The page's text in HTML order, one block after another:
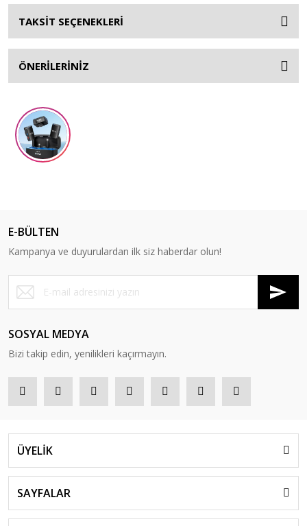
TAKSİT SEÇENEKLERİ
ÖNERİLERİNİZ
E-BÜLTEN
Kampanya ve duyurulardan ilk siz haberdar olun!
SOSYAL MEDYA
Bizi takip edin, yenilikleri kaçırmayın.
ÜYELİK
SAYFALAR